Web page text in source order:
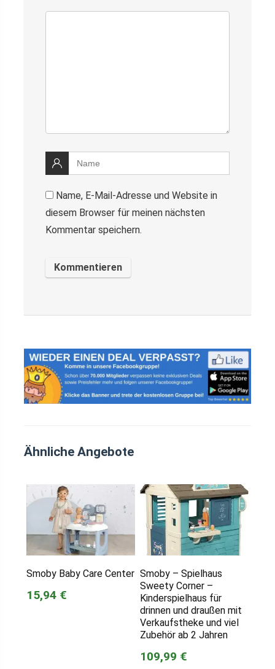
Name, E-Mail-Adresse und Website in
diesem Browser für meinen nächsten
Kommentar speichern.
Ähnliche Angebote
Smoby Baby Care Center
15,94 €
Smoby – Spielhaus
Sweety Corner –
Kinderspielhaus für
drinnen und draußen mit
Verkaufstheke und viel
Zubehör ab 2 Jahren
109,99 €